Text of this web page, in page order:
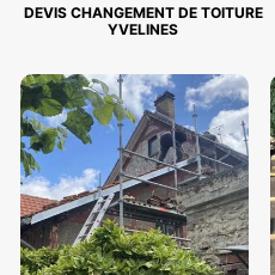
DEVIS CHANGEMENT DE TOITURE
YVELINES